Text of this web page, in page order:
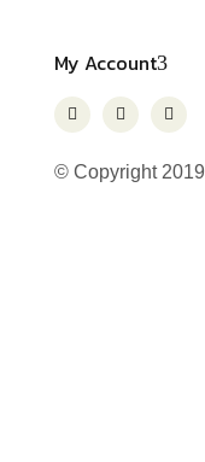
My Account
© Copyright 2019